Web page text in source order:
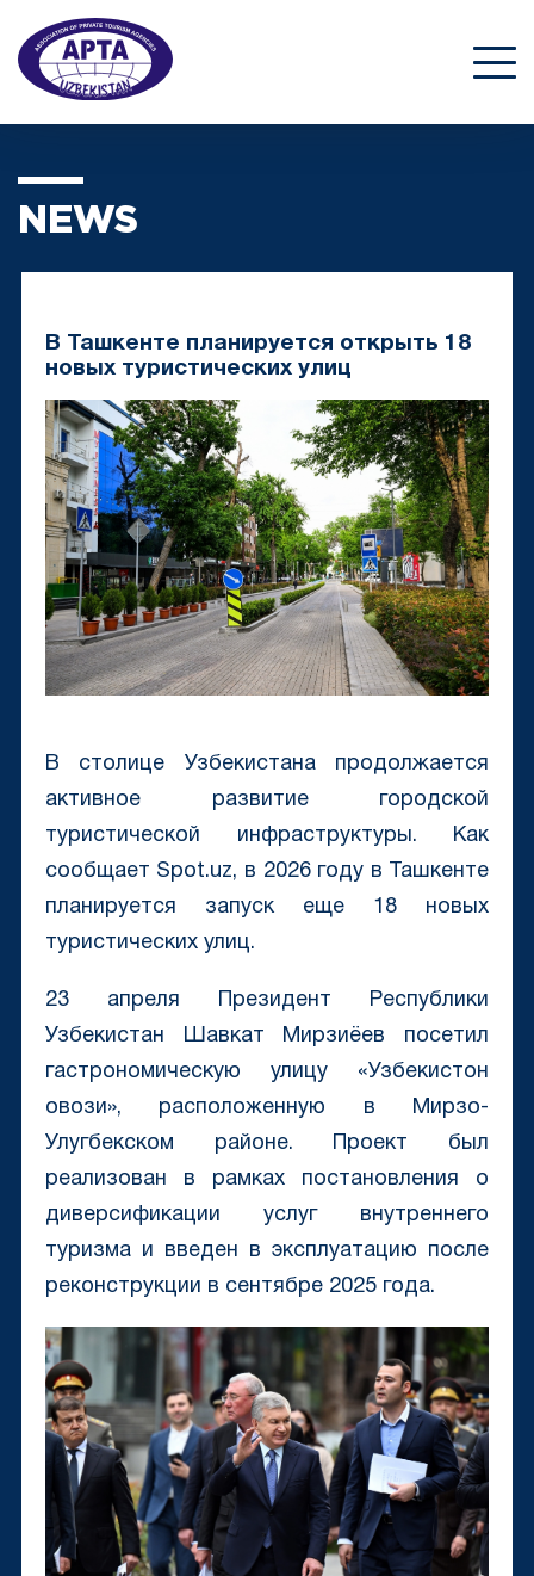
NEWS
В Ташкенте планируется открыть 18
новых туристических улиц
В столице Узбекистана продолжается
активное развитие городской
туристической инфраструктуры. Как
сообщает Spot.uz, в 2026 году в Ташкенте
планируется запуск еще 18 новых
туристических улиц.
23 апреля Президент Республики
Узбекистан Шавкат Мирзиёев посетил
гастрономическую улицу «Узбекистон
овози», расположенную в Мирзо-
Улугбекском районе. Проект был
реализован в рамках постановления о
диверсификации услуг внутреннего
туризма и введен в эксплуатацию после
реконструкции в сентябре 2025 года.